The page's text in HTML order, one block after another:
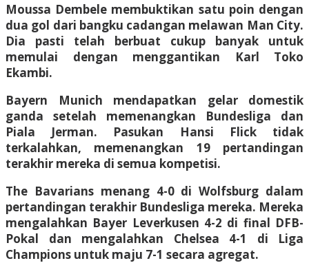
Moussa Dembele membuktikan satu poin dengan
dua gol dari bangku cadangan melawan Man City.
Dia pasti telah berbuat cukup banyak untuk
memulai dengan menggantikan Karl Toko
Ekambi.
Bayern Munich mendapatkan gelar domestik
ganda setelah memenangkan Bundesliga dan
Piala Jerman. Pasukan Hansi Flick tidak
terkalahkan, memenangkan 19 pertandingan
terakhir mereka di semua kompetisi.
The Bavarians menang 4-0 di Wolfsburg dalam
pertandingan terakhir Bundesliga mereka. Mereka
mengalahkan Bayer Leverkusen 4-2 di final DFB-
Pokal dan mengalahkan Chelsea 4-1 di Liga
Champions untuk maju 7-1 secara agregat.